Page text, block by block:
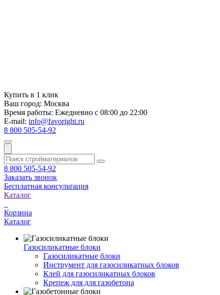
Купить в 1 клик
Ваш город: Москва
Время работы: Ежедневно с 08:00 до 22:00
E-mail: info@favoright.ru
8 800 505-54-92
8 800 505-54-92
Заказать звонок
Бесплатная консультация
Каталог
Корзина
Каталог
Газосиликатные блоки
Газосиликатные блоки
Инструмент для газосиликатных блоков
Клей для газосиликатных блоков
Крепеж для для газобетона